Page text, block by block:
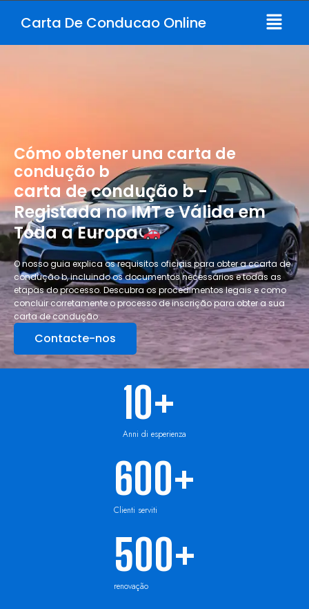
Carta De Conducao Online Menu
Cómo obtener una carta de
condução b
carta de condução b -
Registada no IMT e Válida em
Toda a Europa
O nosso guia explica os requisitos oficiais para obter a ccarta de
condução b, incluindo os documentos necessários e todas as
etapas do processo. Descubra os procedimentos legais e como
concluir corretamente o processo de inscrição para obter a sua
carta de condução.
Contacte-nos
Anni di esperienza
10+
Clienti serviti
600+
renovação
500+